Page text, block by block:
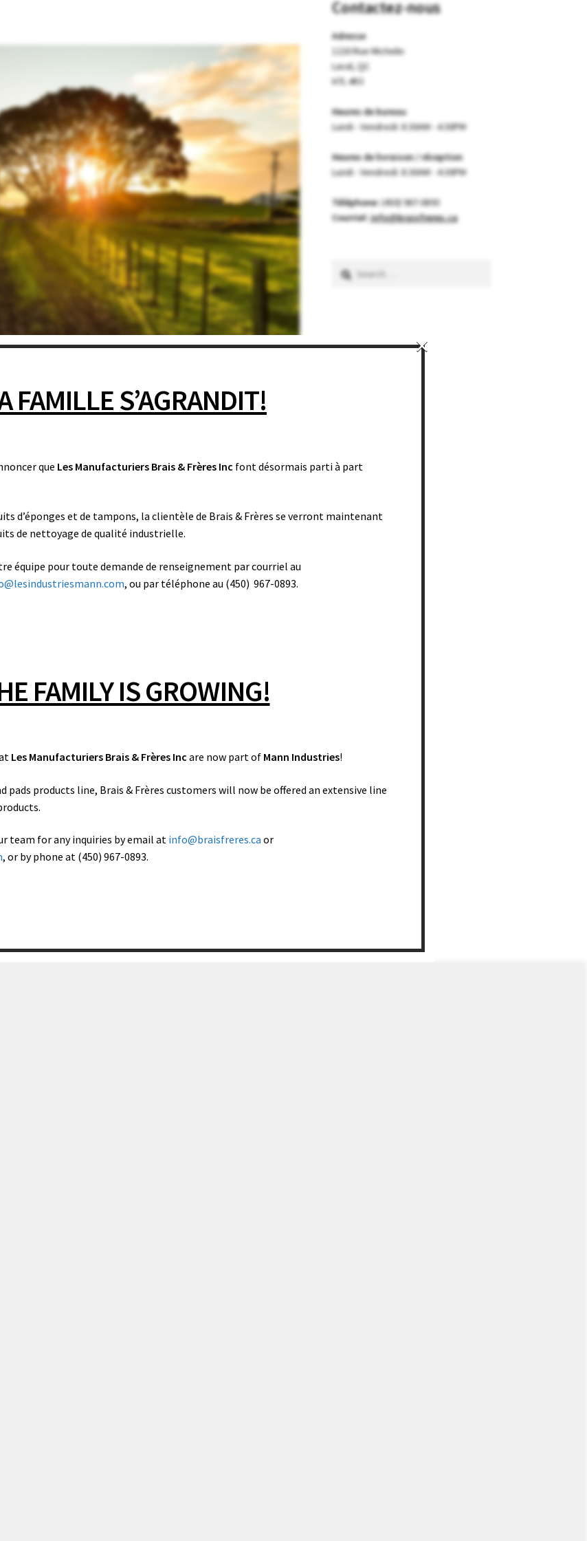
Tampon à récurer Chamois Mitaines de lavage Wash Mitts Foam & Cellulose
inc. », c’est plus de 75 ans
obtenue par le travail
de la fabrication.
et adaptés à tous vos
a été fondé en 1936 et est reconnu à travers
sélection de produits de choix fabriqués
supérieure. Parmi ces produits on retrouve
de toutes formes et dimensions, des
que plusieurs produits essentiels du
mitaines de lavage, applicateurs, bonnets,
et cire auto et kit auto, etc.
une large gamme de produits qui
de produits dans les même matériaux
l’emballage de vos produits (mise en sac,
etc.)
Contactez-nous
Adresse
1220 Rue Michelin
Laval, QC
H7L 4R3
Heures de bureau
Lundi - Vendredi: 8:30AM - 4:30PM
Heures de livraison / réception
Lundi - Vendredi: 8:30AM - 4:30PM
Téléphone:(450) 967-0893
Courriel:info@braisfreres.ca
Search
for:
FAMILLE S’AGRANDIT!
que Les Manufacturiers Brais & Frères Inc font désormais parti à part
d’éponges et de tampons, la clientèle de Brais & Frères se verront maintenant
de nettoyage de qualité industrielle.
équipe pour toute demande de renseignement par courriel au
, ou par téléphone au (450) 967-0893.
FAMILY IS GROWING!
Les Manufacturiers Brais & Frères Inc are now part of Mann Industries!
pads products line, Brais & Frères customers will now be offered an extensive line
team for any inquiries by email at info@braisfreres.ca or
, or by phone at (450) 967-0893.
×